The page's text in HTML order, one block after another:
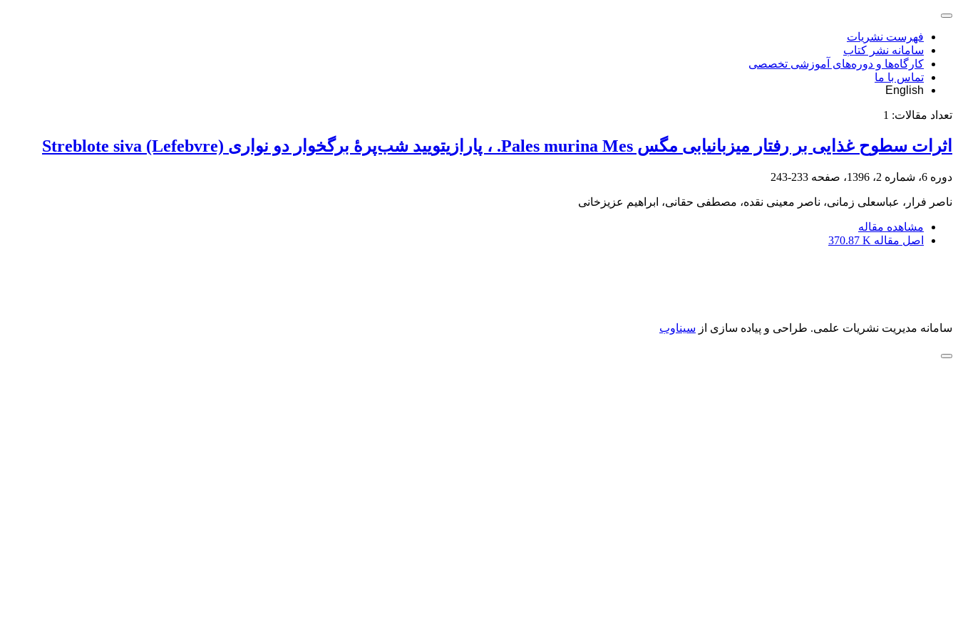
فهرست نشریات
سامانه نشر کتاب
کارگاه‌ها و دوره‌های آموزشی تخصصی
تماس با ما
English
تعداد مقالات: 1
اثرات سطوح غذایی بر رفتار میزبان‎یابی مگس Pales murina Mes. ، پارازیتویید شب‌پرۀ‌ برگ‎خوار دو نواری Streblote siva (Lefebvre)
دوره 6، شماره 2، 1396، صفحه 233-243
ناصر فرار، عباسعلی زمانی، ناصر معینی نقده، مصطفی حقانی، ابراهیم عزیزخانی
مشاهده مقاله
اصل مقاله 370.87 K
سامانه مدیریت نشریات علمی. طراحی و پیاده سازی از سیناوب